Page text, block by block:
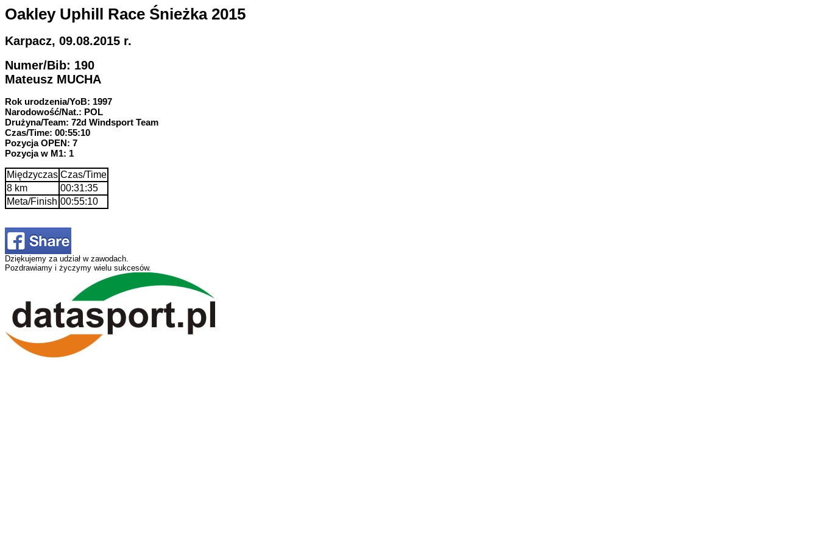
Oakley Uphill Race Śnieżka 2015
Karpacz, 09.08.2015 r.
Numer/Bib: 190
Mateusz MUCHA
Rok urodzenia/YoB: 1997
Narodowość/Nat.: POL
Drużyna/Team: 72d Windsport Team
Czas/Time: 00:55:10
Pozycja OPEN: 7
Pozycja w M1: 1
Międzyczas Czas/Time
8 km
00:31:35
Meta/Finish 00:55:10
Dziękujemy za udział w zawodach.
Pozdrawiamy i życzymy wielu sukcesów.